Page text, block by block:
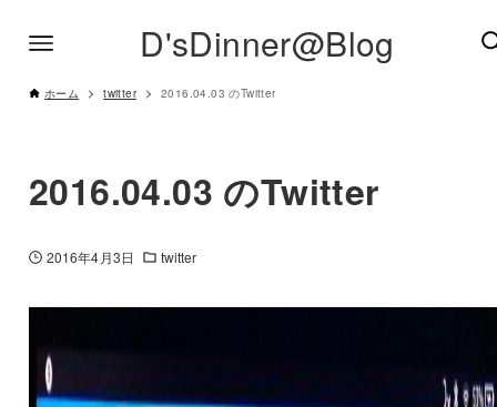
D'sDinner@Blog
ホーム twitter 2016.04.03 のTwitter
2016.04.03 のTwitter
2016年4月3日 twitter